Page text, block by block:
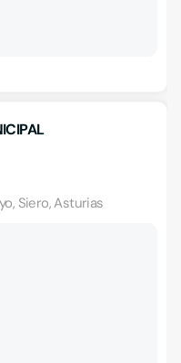
Siero, Asturias